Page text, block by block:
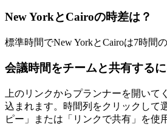
New YorkとCairoの時差は？
標準時間でNew YorkとCairoは7時間
会議時間をチームと共有するに
上のリンクからプランナーを開いて
込まれます。時間列をクリックして
ピー」または「リンクで共有」を使